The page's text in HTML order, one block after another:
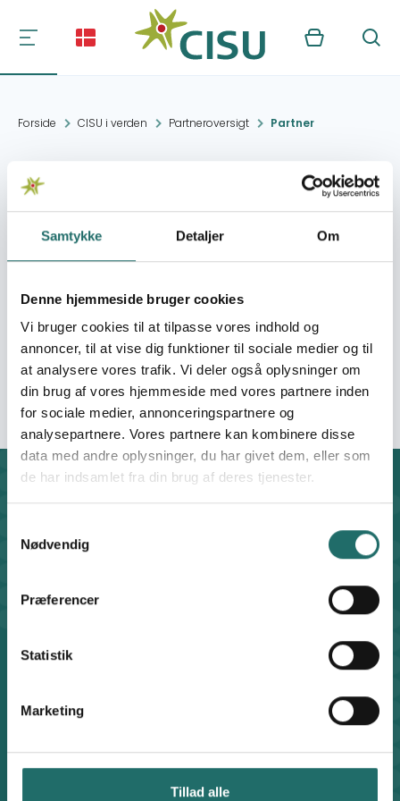
Samtykke Detaljer Om
Denne hjemmeside bruger cookies
Vi bruger cookies til at tilpasse vores indhold og
annoncer, til at vise dig funktioner til sociale medier og til
at analysere vores trafik. Vi deler også oplysninger om
din brug af vores hjemmeside med vores partnere inden
for sociale medier, annonceringspartnere og
analysepartnere. Vores partnere kan kombinere disse
data med andre oplysninger, du har givet dem, eller som
de har indsamlet fra din brug af deres tjenester.
Nødvendig
Præferencer
Statistik
Marketing
Tillad alle
Kurv Søg
Forside CISU i verden Partneroversigt Partner
Uzumba Orphan Care
Trust (UOC)
uzumba2009@yahoo.com
Organisation:
Disuzo Marondera
Roskilde
Klosterport 4x, 8000 Aarhus
cisu@cisu.dk
Genveje
Artikler
Indgiv en klage
Persondatapolitik